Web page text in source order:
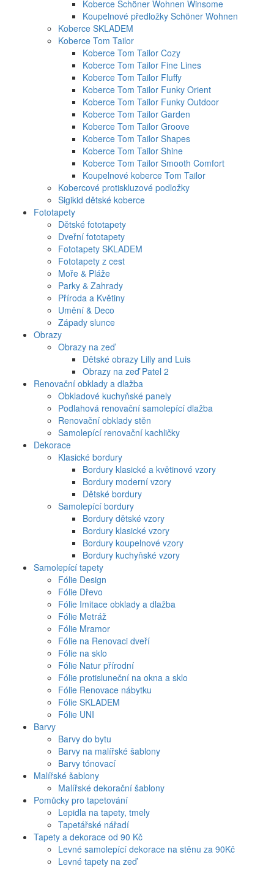
Koberce Schöner Wohnen Winsome
Koupelnové předložky Schöner Wohnen
Koberce SKLADEM
Koberce Tom Tailor
Koberce Tom Tailor Cozy
Koberce Tom Tailor Fine Lines
Koberce Tom Tailor Fluffy
Koberce Tom Tailor Funky Orient
Koberce Tom Tailor Funky Outdoor
Koberce Tom Tailor Garden
Koberce Tom Tailor Groove
Koberce Tom Tailor Shapes
Koberce Tom Tailor Shine
Koberce Tom Tailor Smooth Comfort
Koupelnové koberce Tom Tailor
Kobercové protiskluzové podložky
Sigikid dětské koberce
Fototapety
Dětské fototapety
Dveřní fototapety
Fototapety SKLADEM
Fototapety z cest
Moře & Pláže
Parky & Zahrady
Příroda a Květiny
Umění & Deco
Západy slunce
Obrazy
Obrazy na zeď
Dětské obrazy Lilly and Luis
Obrazy na zeď Patel 2
Renovační obklady a dlažba
Obkladové kuchyňské panely
Podlahová renovační samolepící dlažba
Renovační obklady stěn
Samolepící renovační kachličky
Dekorace
Klasické bordury
Bordury klasické a květinové vzory
Bordury moderní vzory
Dětské bordury
Samolepící bordury
Bordury dětské vzory
Bordury klasické vzory
Bordury koupelnové vzory
Bordury kuchyňské vzory
Samolepící tapety
Fólie Design
Fólie Dřevo
Fólie Imitace obklady a dlažba
Fólie Metráž
Fólie Mramor
Fólie na Renovaci dveří
Fólie na sklo
Fólie Natur přírodní
Fólie protisluneční na okna a sklo
Fólie Renovace nábytku
Fólie SKLADEM
Fólie UNI
Barvy
Barvy do bytu
Barvy na malířské šablony
Barvy tónovací
Malířské šablony
Malířské dekorační šablony
Pomůcky pro tapetování
Lepidla na tapety, tmely
Tapetářské nářadí
Tapety a dekorace od 90 Kč
Levné samolepící dekorace na stěnu za 90Kč
Levné tapety na zeď